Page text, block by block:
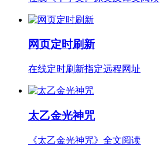
网页定时刷新
在线定时刷新指定远程网址
太乙金光神咒
《太乙金光神咒》全文阅读